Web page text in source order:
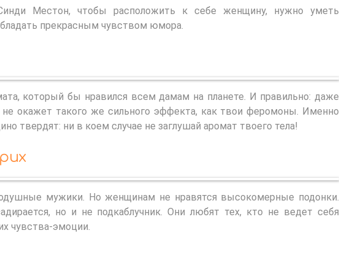
Местон, чтобы расположить к себе женщину, нужно уметь
прекрасным чувством юмора.
который бы нравился всем дамам на планете. И правильно: даже
окажет такого же сильного эффекта, как твои феромоны. Именно
твердят: ни в коем случае не заглушай аромат твоего тела!
мужики. Но женщинам не нравятся высокомерные подонки.
но и не подкаблучник. Они любят тех, кто не ведет себя
чувства-эмоции.